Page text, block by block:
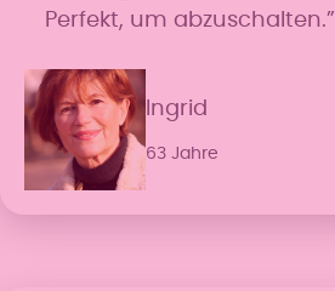
Perfekt, um abzuschalten.”
Ingrid
63 Jahre